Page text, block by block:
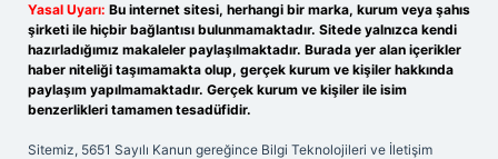
Yasal Uyarı: Bu internet sitesi, herhangi bir marka, kurum veya şahıs
şirketi ile hiçbir bağlantısı bulunmamaktadır. Sitede yalnızca kendi
hazırladığımız makaleler paylaşılmaktadır. Burada yer alan içerikler
haber niteliği taşımamakta olup, gerçek kurum ve kişiler hakkında
paylaşım yapılmamaktadır. Gerçek kurum ve kişiler ile isim
benzerlikleri tamamen tesadüfidir.
Sitemiz, 5651 Sayılı Kanun gereğince Bilgi Teknolojileri ve İletişim